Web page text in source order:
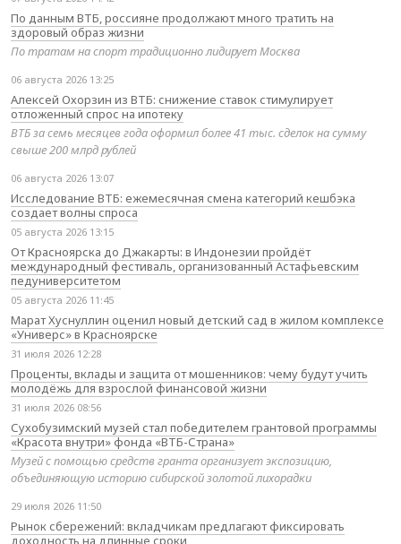
По данным ВТБ, россияне продолжают много тратить на
здоровый образ жизни
По тратам на спорт традиционно лидирует Москва
06 августа 2026 13:25
Алексей Охорзин из ВТБ: снижение ставок стимулирует
отложенный спрос на ипотеку
ВТБ за семь месяцев года оформил более 41 тыс. сделок на сумму
свыше 200 млрд рублей
06 августа 2026 13:07
Исследование ВТБ: ежемесячная смена категорий кешбэка
создает волны спроса
05 августа 2026 13:15
От Красноярска до Джакарты: в Индонезии пройдёт
международный фестиваль, организованный Астафьевским
педуниверситетом
05 августа 2026 11:45
Марат Хуснуллин оценил новый детский сад в жилом комплексе
«Универс» в Красноярске
31 июля 2026 12:28
Проценты, вклады и защита от мошенников: чему будут учить
молодёжь для взрослой финансовой жизни
31 июля 2026 08:56
Сухобузимский музей стал победителем грантовой программы
«Красота внутри» фонда «ВТБ-Страна»
Музей с помощью средств гранта организует экспозицию,
объединяющую историю сибирской золотой лихорадки
29 июля 2026 11:50
Рынок сбережений: вкладчикам предлагают фиксировать
доходность на длинные сроки